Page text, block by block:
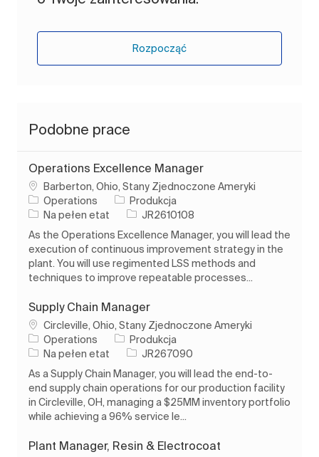
Rozpocząć
Podobne prace
Operations Excellence Manager
Lokalizacja
Barberton, Ohio, Stany Zjednoczone Ameryki
Operations
Kategoria
Produkcja
Rodzaj pracy
Na pełen etat Identyfikator zadania
JR2610108
As the Operations Excellence Manager, you will lead the
execution of continuous improvement strategy in the
plant. You will use regimented LSS methods and
techniques to improve repeatable processes...
Supply Chain Manager
Lokalizacja
Circleville, Ohio, Stany Zjednoczone Ameryki
Operations
Kategoria
Produkcja
Rodzaj pracy
Na pełen etat Identyfikator zadania
JR267090
As a Supply Chain Manager, you will lead the end-to-
end supply chain operations for our production facility
in Circleville, OH, managing a $25MM inventory portfolio
while achieving a 96% service le...
Plant Manager, Resin & Electrocoat